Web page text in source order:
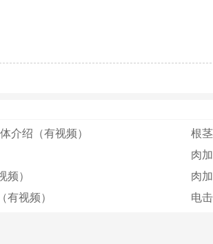
介绍（有视频）
根
肉
频）
肉
有视频）
电